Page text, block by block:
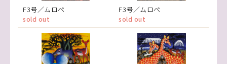
F3号／ムロペ
sold out
F3号／ムロペ
sold out